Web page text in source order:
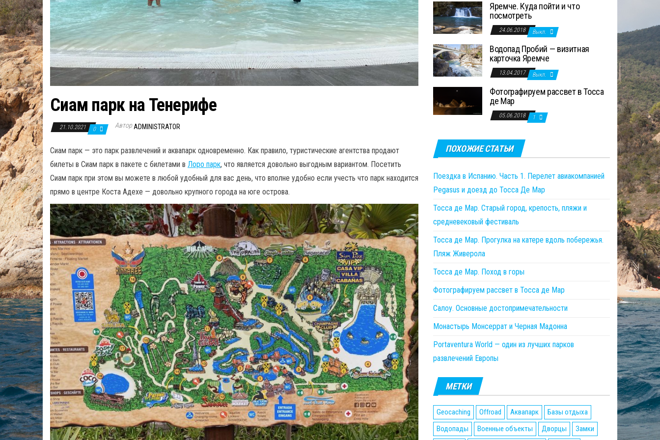
Сиам парк на Тенерифе
21.10.2021 0 АвторADMINISTRATOR
Сиам парк — это парк развлечений и аквапарк одновременно. Как правило, туристические агентства продают
билеты в Сиам парк в пакете с билетами в Лоро парк, что является довольно выгодным вариантом. Посетить
Сиам парк при этом вы можете в любой удобный для вас день, что вполне удобно если учесть что парк находится
прямо в центре Коста Адехе — довольно крупного города на юге острова.
Яремче. Куда пойти и что
посмотреть
24.06.2018 Выкл.
Водопад Пробий — визитная
карточка Яремче
13.04.2017 Выкл.
Фотографируем рассвет в Тосса
де Мар
05.06.2018 1
ПОХОЖИЕ СТАТЬИ
Поездка в Испанию. Часть 1. Перелет авиакомпанией
Pegasus и доезд до Тосса Де Мар
Тосса де Мар. Старый город, крепость, пляжи и
средневековый фестиваль
Тосса де Мар. Прогулка на катере вдоль побережья.
Пляж Живерола
Тосса де Мар. Поход в горы
Фотографируем рассвет в Тосса де Мар
Салоу. Основные достопримечательности
Монастырь Монсеррат и Черная Мадонна
Portaventura World — один из лучших парков
развлечений Европы
МЕТКИ
Geocaching Offroad Аквапарк
Базы отдыха
Водопады
Военные объекты Дворцы
Замки